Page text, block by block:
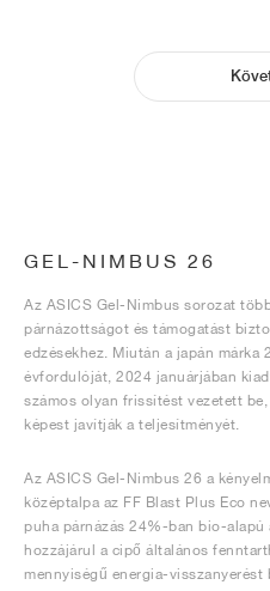
GEL-NIMBUS 26
Az ASICS Gel-Nimbus sorozat
párnázottságot és támogatást
edzésekhez. Miután a japán márka
évfordulóját, 2024 januárjában
számos olyan frissítést vezetett
képest javítják a teljesítményét.
Az ASICS Gel-Nimbus 26 a
középtalpa az FF Blast Plus Eco
puha párnázás 24%-ban bio-alapú
hozzájárul a cipő általános
mennyiségű energia-